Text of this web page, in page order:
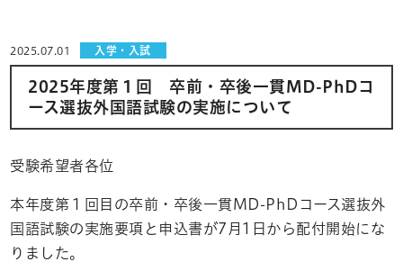
2025.07.01 入学・入試
2025年度第１回 卒前・卒後一貫MD-PhDコ
ース選抜外国語試験の実施について
受験希望者各位
本年度第１回目の卒前・卒後一貫MD-PhDコース選抜外
国語試験の実施要項と申込書が7月1日から配付開始にな
りました。